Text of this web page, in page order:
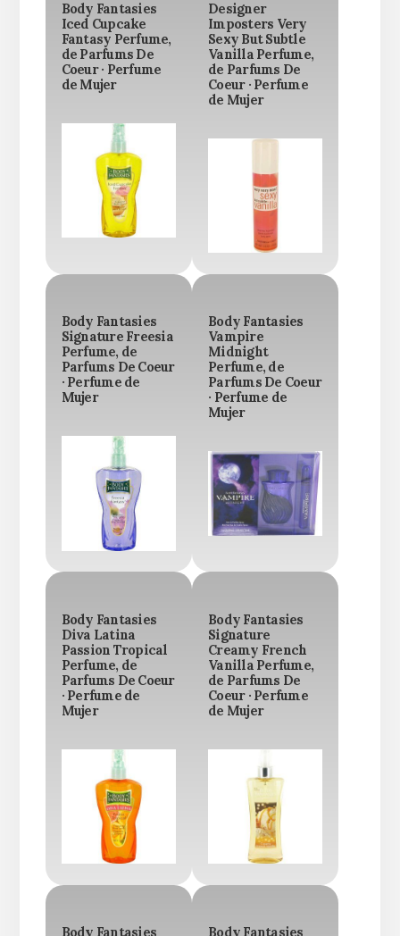
Body Fantasies
Iced Cupcake
Fantasy Perfume,
de Parfums De
Coeur · Perfume
de Mujer
Designer
Imposters Very
Sexy But Subtle
Vanilla Perfume,
de Parfums De
Coeur · Perfume
de Mujer
Body Fantasies
Signature Freesia
Perfume, de
Parfums De Coeur
· Perfume de
Mujer
Body Fantasies
Vampire
Midnight
Perfume, de
Parfums De Coeur
· Perfume de
Mujer
Body Fantasies
Diva Latina
Passion Tropical
Perfume, de
Parfums De Coeur
· Perfume de
Mujer
Body Fantasies
Signature
Creamy French
Vanilla Perfume,
de Parfums De
Coeur · Perfume
de Mujer
Body Fantasies Body Fantasies